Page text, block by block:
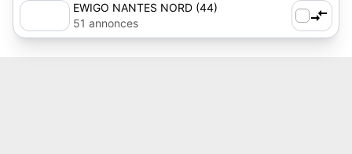
EWIGO NANTES NORD (44)
51 annonces